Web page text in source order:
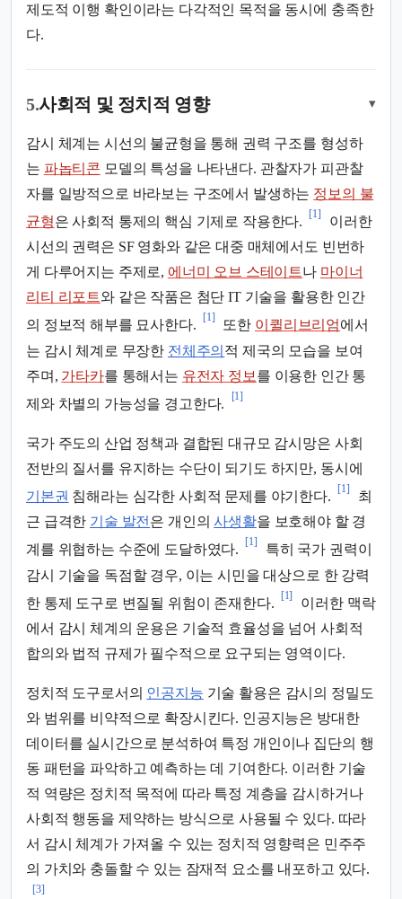
제도적 이행 확인이라는 다각적인 목적을 동시에 충족한
다.
5.사회적 및 정치적 영향 ▾
감시 체계는 시선의 불균형을 통해 권력 구조를 형성하
는 파놉티콘 모델의 특성을 나타낸다. 관찰자가 피관찰
자를 일방적으로 바라보는 구조에서 발생하는 정보의 불
균형은 사회적 통제의 핵심 기제로 작용한다.
[1]
이러한
시선의 권력은 SF 영화와 같은 대중 매체에서도 빈번하
게 다루어지는 주제로, 에너미 오브 스테이트나 마이너
리티 리포트와 같은 작품은 첨단 IT 기술을 활용한 인간
의 정보적 해부를 묘사한다.
[1]
또한 이퀼리브리엄에서
는 감시 체계로 무장한 전체주의 적 제국의 모습을 보여
주며, 가타카를 통해서는 유전자 정보 를 이용한 인간 통
제와 차별의 가능성을 경고한다.
[1]
국가 주도의 산업 정책과 결합된 대규모 감시망은 사회
전반의 질서를 유지하는 수단이 되기도 하지만, 동시에
기본권 침해라는 심각한 사회적 문제를 야기한다.
[1]
최
근 급격한 기술 발전 은 개인의사생활을 보호해야 할 경
계를 위협하는 수준에 도달하였다.
[1]
특히 국가 권력이
감시 기술을 독점할 경우, 이는 시민을 대상으로 한 강력
한 통제 도구로 변질될 위험이 존재한다.
[1]
이러한 맥락
에서 감시 체계의 운용은 기술적 효율성을 넘어 사회적
합의와 법적 규제가 필수적으로 요구되는 영역이다.
정치적 도구로서의 인공지능 기술 활용은 감시의 정밀도
와 범위를 비약적으로 확장시킨다. 인공지능은 방대한
데이터를 실시간으로 분석하여 특정 개인이나 집단의 행
동 패턴을 파악하고 예측하는 데 기여한다. 이러한 기술
적 역량은 정치적 목적에 따라 특정 계층을 감시하거나
사회적 행동을 제약하는 방식으로 사용될 수 있다. 따라
서 감시 체계가 가져올 수 있는 정치적 영향력은 민주주
의 가치와 충돌할 수 있는 잠재적 요소를 내포하고 있다.
[3]